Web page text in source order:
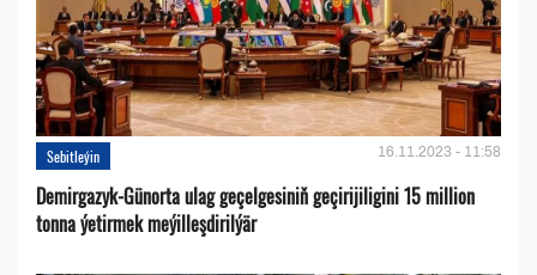
Sebitleýin 16.11.2023 - 11:58
Demirgazyk-Günorta ulag geçelgesiniň geçirijiligini 15 million
tonna ýetirmek meýilleşdirilýär